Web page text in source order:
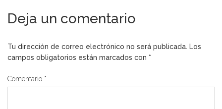
Deja un comentario
Tu dirección de correo electrónico no será publicada. Los
campos obligatorios están marcados con *
Comentario *